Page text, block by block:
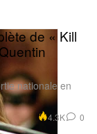
de « Kill
nationale en
4.3K 0